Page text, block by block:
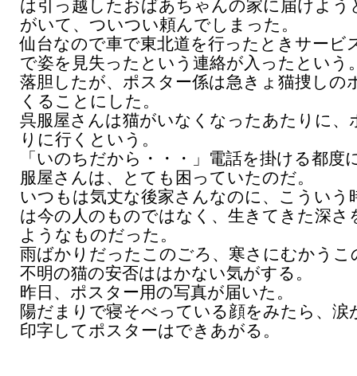
は引っ越したおばあちゃんの家に届けよう
がいて、ついつい頼んでしまった。
仙台なので車で東北道を行ったときサービ
で姿を見失ったという連絡が入ったという
落胆したが、ポスター係は急きょ猫捜しの
くることにした。
呉服屋さんは猫がいなくなったあたりに、
りに行くという。
「いのちだから・・・」電話を掛ける都度
服屋さんは、とても困っていたのだ。
いつもは気丈な後家さんなのに、こういう
は今の人のものではなく、生きてきた深さ
ようなものだった。
雨ばかりだったこのごろ、寒さにむかうこ
不明の猫の安否ははかない気がする。
昨日、ポスター用の写真が届いた。
陽だまりで寝そべっている顔をみたら、涙
印字してポスターはできあがる。